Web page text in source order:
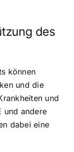
des
können
und die
und
und andere
dabei eine